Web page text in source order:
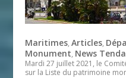
Maritimes,Articles,
Monument, News
Mardi 27 juillet 2021, le
sur la Liste du patrimoine